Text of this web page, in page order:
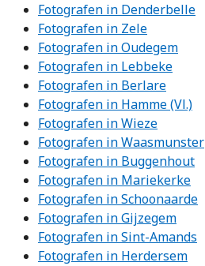
Fotografen in Denderbelle
Fotografen in Zele
Fotografen in Oudegem
Fotografen in Lebbeke
Fotografen in Berlare
Fotografen in Hamme (Vl.)
Fotografen in Wieze
Fotografen in Waasmunster
Fotografen in Buggenhout
Fotografen in Mariekerke
Fotografen in Schoonaarde
Fotografen in Gijzegem
Fotografen in Sint-Amands
Fotografen in Herdersem